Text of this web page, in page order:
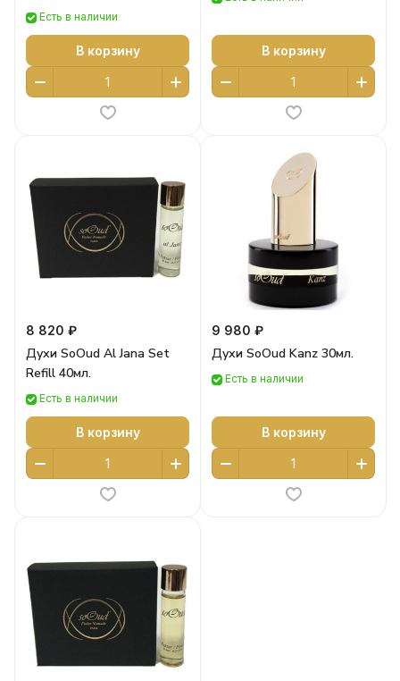
Есть в наличии
В корзину В корзину
8 820 ₽
Духи SoOud Al Jana Set
Refill 40мл.
Есть в наличии
В корзину
9 980 ₽
Духи SoOud Kanz 30мл.
Есть в наличии
В корзину